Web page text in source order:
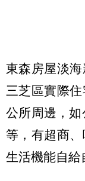
東森房屋淡海
三芝區實際
公所周邊，
等，有超商、
生活機能自給